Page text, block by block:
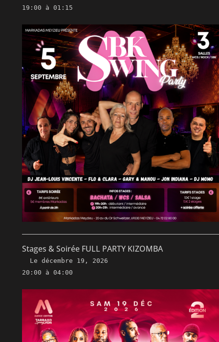
19:00 à 01:15
Stages & Soirée FULL PARTY KIZOMBA
Le décembre 19, 2026
20:00 à 04:00